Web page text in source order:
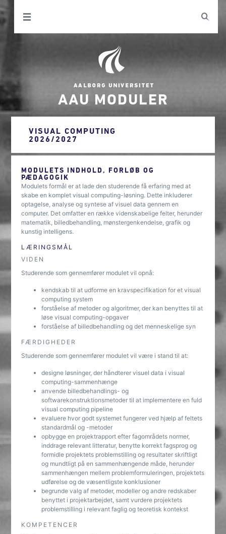
AAU MODULER
VISUAL COMPUTING
2026/2027
MODULETS INDHOLD, FORLØB OG
PÆDAGOGIK
Modulets formål er at lade den studerende få erfaring med at
skabe en komplet visual computing-løsning. Dette inkluderer
optagelse, analyse og syntese af visuel data gennem en
computer. Det omfatter en række videnskabelige felter, herunder
matematik, billedbehandling, mønstergenkendelse, grafik og
kunstig intelligens.
LÆRINGSMÅL
VIDEN
Studerende som gennemfører modulet vil opnå:
kendskab til at udforme en kravspecifikation for et visual
computing system
forståelse af metoder og algoritmer, der kan benyttes til at
løse visual computing-opgaver
forståelse af billedbehandling og det menneskelige syn
FÆRDIGHEDER
Studerende som gennemfører modulet vil være i stand til at:
designe løsninger, der håndterer visuel data i visual
computing-sammenhænge
anvende billedbehandlings- og
softwarekonstruktionsmetoder til at implementere en fuld
visual computing pipeline
evaluere hvor godt systemet fungerer ved hjælp af feltets
standardmål og -metoder
opbygge en projektrapport efter fagområdets normer,
inddrage relevant litteratur, benytte korrekt fagsprog og
formidle projektets problemstilling og resultater skriftligt
og mundtligt på en sammenhængende måde, herunder
sammenhængen mellem problemformuleringen, projektets
udførelse og de væsentligste konklusioner
begrunde valg af metoder, modeller og andre redskaber
benyttet i projektarbejdet, samt vurdere projektets
problemstilling i relevant faglig og teoretisk kontekst
KOMPETENCER